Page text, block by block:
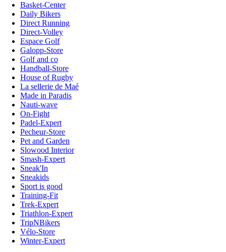
Basket-Center
Daily Bikers
Direct Running
Direct-Volley
Espace Golf
Galopp-Store
Golf and co
Handball-Store
House of Rugby
La sellerie de Maé
Made in Paradis
Nauti-wave
On-Fight
Padel-Expert
Pecheur-Store
Pet and Garden
Slowood Interior
Smash-Expert
Sneak'In
Sneakids
Sport is good
Training-Fit
Trek-Expert
Triathlon-Expert
TripNBikers
Vélo-Store
Winter-Expert